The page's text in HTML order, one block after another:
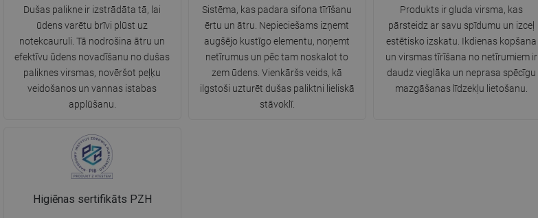
Dušas palikne ir izstrādāta tā, lai
ūdens varētu brīvi plūst uz
notekcauruli. Tā nodrošina ātru un
efektīvu ūdens novadīšanu no dušas
paliknes virsmas, novēršot peļķu
veidošanos un vannas istabas
applūšanu.
Sistēma, kas padara sifona tīrīšanu
ērtu un ātru. Nepieciešams izņemt
augšējo kustīgo elementu, noņemt
netīrumus un pēc tam noskalot to
zem ūdens. Vienkāršs veids, kā
ilgstoši uzturēt dušas paliktni lieliskā
stāvoklī.
Produkts ir gluda virsma, kas
pārsteidz ar savu spīdumu un izceļ
estētisko izskatu. Ikdienas kopšana
un virsmas tīrīšana no netīrumiem ir
daudz vieglāka un neprasa spēcīgu
mazgāšanas līdzekļu lietošanu.
Higiēnas sertifikāts PZH